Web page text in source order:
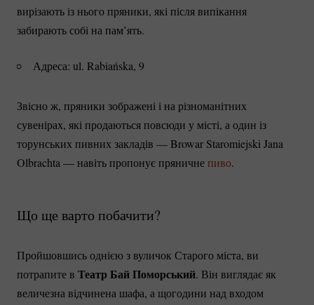
вирізають із нього пряники, які після випікання
забирають собі на пам’ять.
Адреса: ul. Rabiańska, 9
Звісно ж, пряники зображені і на різноманітних
сувенірах, які продаються повсюди у місті, а один із
торунських пивних закладів — Browar Staromiejski Jana
Olbrachta — навіть пропонує пряничне пиво.
Що ще варто побачити?
Пройшовшись однією з вуличок Старого міста, ви
потрапите в Театр Бай Поморський. Він виглядає як
величезна відчинена шафа, а щогодини над входом